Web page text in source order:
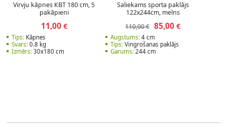
Virvju kāpnes КВТ 180 cm, 5
pakāpieni
11,00€
Tips:Kāpnes
Svars:0.8 kg
Izmērs:30x180 сm
Saliekams sporta paklājs
122x244cm, melns
110,00 € 85,00 €
Augstums:4 cm
Tips:Vingrošanas paklājs
Garums:244 cm